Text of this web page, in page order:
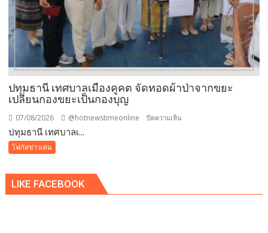
ปฏิเสธ
รับ
ซื้อ
ขั้น
ต่ำ
ปทุมธานี เทศบาลเมืองคูคต จัดทอดผ้าป่าจากขยะ
เปลี่ยนกองขยะเป็นกองบุญ
07/08/2026 @hotnewstimeonline ปิดความเห็น
ทอด
ปทุมธานี เทศบาลเ...
โฟกัสข่าวเด่น
LIKE FACEBOOK